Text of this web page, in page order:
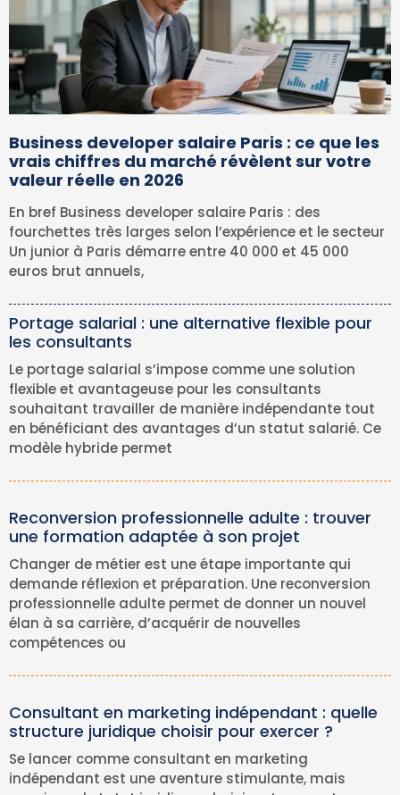
Business developer salaire Paris : ce que les
vrais chiffres du marché révèlent sur votre
valeur réelle en 2026
En bref Business developer salaire Paris : des
fourchettes très larges selon l’expérience et le secteur
Un junior à Paris démarre entre 40 000 et 45 000
euros brut annuels,
Portage salarial : une alternative flexible pour
les consultants
Le portage salarial s’impose comme une solution
flexible et avantageuse pour les consultants
souhaitant travailler de manière indépendante tout
en bénéficiant des avantages d’un statut salarié. Ce
modèle hybride permet
Reconversion professionnelle adulte : trouver
une formation adaptée à son projet
Changer de métier est une étape importante qui
demande réflexion et préparation. Une reconversion
professionnelle adulte permet de donner un nouvel
élan à sa carrière, d’acquérir de nouvelles
compétences ou
Consultant en marketing indépendant : quelle
structure juridique choisir pour exercer ?
Se lancer comme consultant en marketing
indépendant est une aventure stimulante, mais